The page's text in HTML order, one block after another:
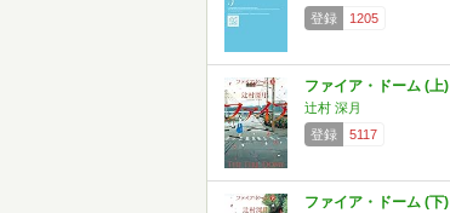
登録
1205
ファイア・ドーム (上)
辻村 深月
登録
5117
ファイア・ドーム (下)